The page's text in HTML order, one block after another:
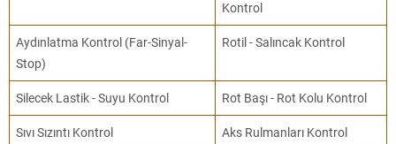
Kontrol
Aydınlatma Kontrol (Far-Sinyal-
Stop)
Rotil - Salıncak Kontrol
Silecek Lastik - Suyu Kontrol Rot Başı - Rot Kolu Kontrol
Sıvı Sızıntı Kontrol Aks Rulmanları Kontrol